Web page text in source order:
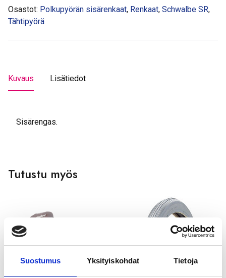
Suostumus Yksityiskohdat Tietoja
Osastot: Polkupyörän sisärenkaat, Renkaat, Schwalbe SR,
Tähtipyörä
Kuvaus Lisätiedot
Sisärengas.
Tutustu myös